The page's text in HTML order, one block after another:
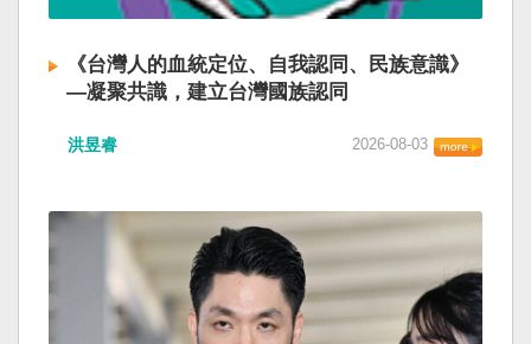
《台灣人的血統定位、自我認同、民族意識》
—凝聚共識，建立台灣國族認同
洪昱睿 2026-08-03